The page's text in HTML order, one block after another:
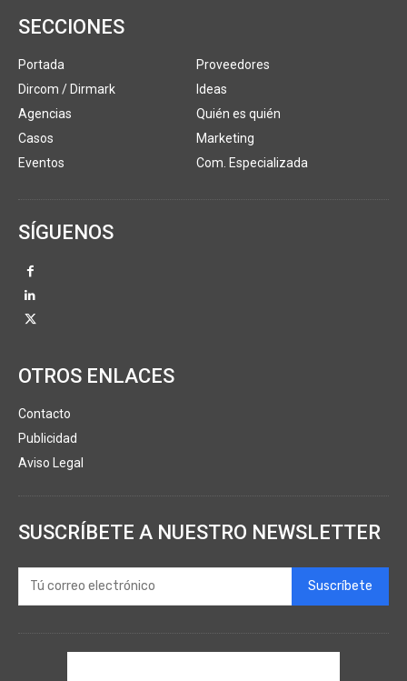
SECCIONES
Portada
Dircom / Dirmark
Agencias
Casos
Eventos
Proveedores
Ideas
Quién es quién
Marketing
Com. Especializada
SÍGUENOS
OTROS ENLACES
Contacto
Publicidad
Aviso Legal
SUSCRÍBETE A NUESTRO NEWSLETTER
Suscríbete